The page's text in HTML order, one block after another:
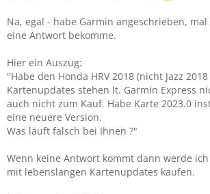
Na, egal - habe Garmin angeschrieben,
eine Antwort bekomme.
Hier ein Auszug:
"Habe den Honda HRV 2018 (nicht Jazz
Kartenupdates stehen lt. Garmin Express
auch nicht zum Kauf. Habe Karte 2023.0
eine neuere Version.
Was läuft falsch bei Ihnen ?"
Wenn keine Antwort kommt dann werde
mit lebenslangen Kartenupdates kaufen.